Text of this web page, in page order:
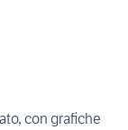
con grafiche